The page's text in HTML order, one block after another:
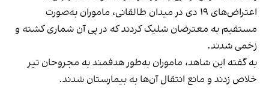
اعتراض‌های ۱۹ دی در میدان طالقانی، ماموران به‌صورت
مستقیم به معترضان شلیک کردند که در پی آن شماری کشته و
زخمی شدند.
به گفته این شاهد، ماموران به‌طور هدفمند به مجروحان تیر
خلاص زدند و مانع انتقال آن‌ها به بیمارستان شدند.